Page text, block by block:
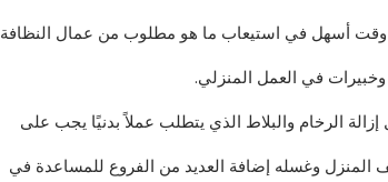
وقت أسهل في استيعاب ما هو مطلوب من عمال النظافة
في العمل المنزلي.
الرخام والبلاط الذي يتطلب عملاً بدنيًا يجب على
المنزل وغسله إضافة العديد من الفروع للمساعدة في